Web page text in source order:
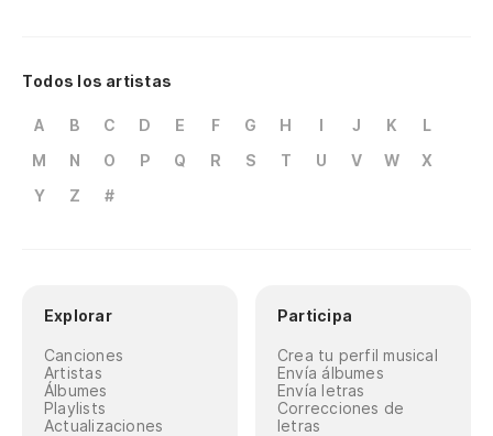
Todos los artistas
A B C D E F G H I J K
L
M
N O P Q R S T U V W
X
Y
Z #
Explorar
Canciones
Artistas
Álbumes
Playlists
Actualizaciones
Participa
Crea tu perfil musical
Envía álbumes
Envía letras
Correcciones de
letras